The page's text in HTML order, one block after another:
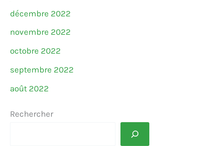
décembre 2022
novembre 2022
octobre 2022
septembre 2022
août 2022
Rechercher